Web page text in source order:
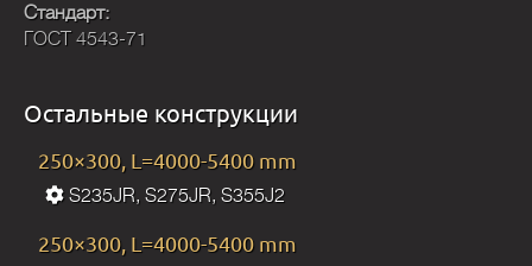
Стандарт:
ГОСТ 4543-71
Остальные конструкции
250×300, L=4000-5400 mm
S235JR, S275JR, S355J2
250×300, L=4000-5400 mm